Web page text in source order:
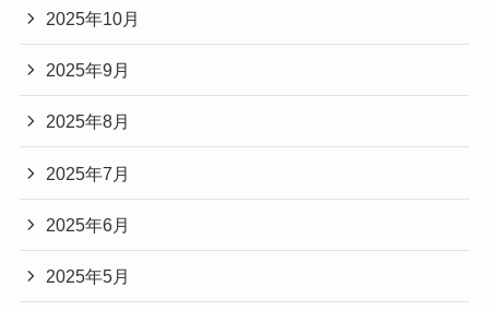
2025年10月
2025年9月
2025年8月
2025年7月
2025年6月
2025年5月